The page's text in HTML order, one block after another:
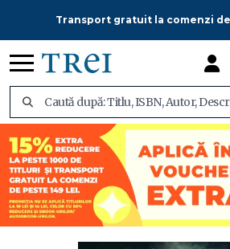
Transport gratuit la comenzi